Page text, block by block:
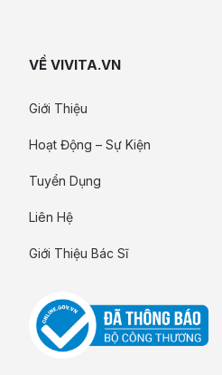
VỀ VIVITA.VN
Giới Thiệu
Hoạt Động – Sự Kiện
Tuyển Dụng
Liên Hệ
Giới Thiệu Bác Sĩ